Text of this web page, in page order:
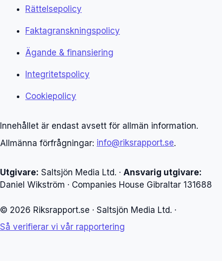
Rättelsepolicy
Faktagranskningspolicy
Ägande & finansiering
Integritetspolicy
Cookiepolicy
Innehållet är endast avsett för allmän information.
Allmänna förfrågningar: info@riksrapport.se.
Utgivare: Saltsjön Media Ltd. · Ansvarig utgivare:
Daniel Wikström · Companies House Gibraltar 131688
© 2026 Riksrapport.se · Saltsjön Media Ltd. ·
Så verifierar vi vår rapportering